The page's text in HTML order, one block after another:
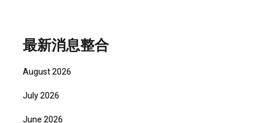
最新消息整合
August 2026
July 2026
June 2026